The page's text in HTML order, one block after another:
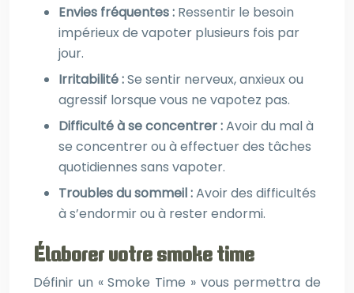
Envies fréquentes : Ressentir le besoin
impérieux de vapoter plusieurs fois par
jour.
Irritabilité :Se sentir nerveux, anxieux ou
agressif lorsque vous ne vapotez pas.
Difficulté à se concentrer :Avoir du mal à
se concentrer ou à effectuer des tâches
quotidiennes sans vapoter.
Troubles du sommeil :Avoir des difficultés
à s’endormir ou à rester endormi.
Élaborer votre smoke time
Définir un « Smoke Time » vous permettra de